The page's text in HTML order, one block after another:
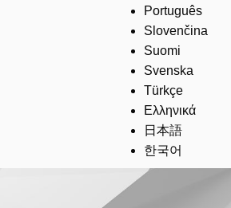
Português
Slovenčina
Suomi
Svenska
Türkçe
Ελληνικά
日本語
한국어